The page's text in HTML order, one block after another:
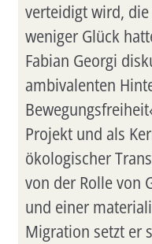
verteidigt wird,
weniger Glück
Fabian Georgi
ambivalenten
Projekt und als
ökologischer
von der Rolle von
und einer
Migration setzt er